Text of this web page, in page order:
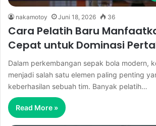
nakamotoy Juni 18, 2026 36
Cara Pelatih Baru
Cepat untuk Dominasi
Dalam perkembangan sepak bola modern,
menjadi salah satu elemen paling penting
keberhasilan sebuah tim. Banyak pelatih…
Read More »